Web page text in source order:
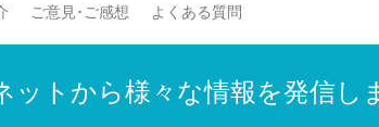
ご意見･ご感想 よくある質問
ットから様々な情報を発信し